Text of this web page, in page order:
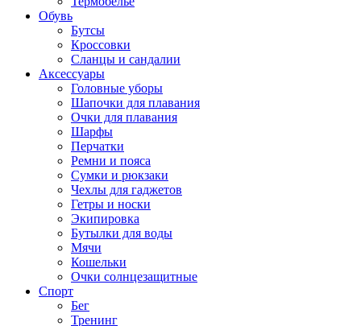
Обувь
Бутсы
Кроссовки
Сланцы и сандалии
Аксессуары
Головные уборы
Шапочки для плавания
Очки для плавания
Шарфы
Перчатки
Ремни и пояса
Сумки и рюкзаки
Чехлы для гаджетов
Гетры и носки
Экипировка
Бутылки для воды
Мячи
Кошельки
Очки солнцезащитные
Спорт
Бег
Тренинг